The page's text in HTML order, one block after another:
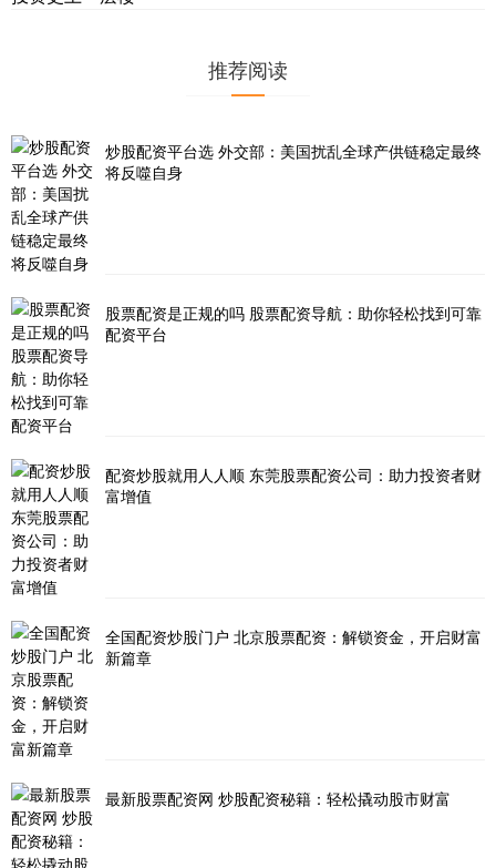
推荐阅读
炒股配资平台选 外交部：美国扰乱全球产供链稳定最终
将反噬自身
股票配资是正规的吗 股票配资导航：助你轻松找到可靠
配资平台
配资炒股就用人人顺 东莞股票配资公司：助力投资者财
富增值
全国配资炒股门户 北京股票配资：解锁资金，开启财富
新篇章
最新股票配资网 炒股配资秘籍：轻松撬动股市财富